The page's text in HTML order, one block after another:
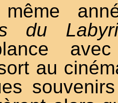
du
au